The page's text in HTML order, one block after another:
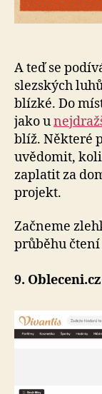
A teď se
slezských
blízké. Do
jako u
blíž. Některé
uvědomit,
zaplatit za
projekt.
Začneme
průběhu čtení
9.